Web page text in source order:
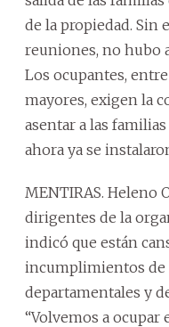
de la propiedad. Sin
reuniones, no hubo
Los ocupantes,
mayores, exigen la
asentar a las
ahora ya se
MENTIRAS. Heleno
dirigentes de la
indicó que están
incumplimientos de
departamentales y
“Volvemos a ocupar